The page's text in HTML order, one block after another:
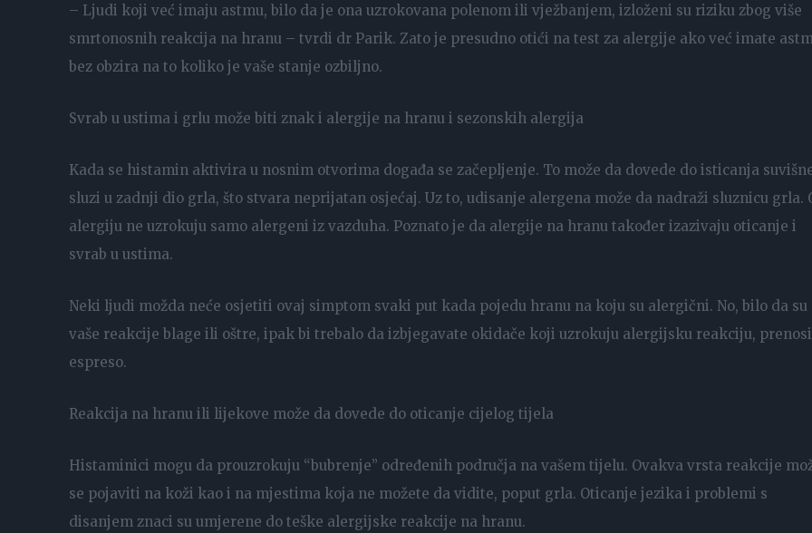
– Ljudi koji već imaju astmu, bilo da je ona uzrokovana polenom ili vježbanjem, izloženi su riziku zbog više
smrtonosnih reakcija na hranu – tvrdi dr Parik. Zato je presudno otići na test za alergije ako već imate
bez obzira na to koliko je vaše stanje ozbiljno.
Svrab u ustima i grlu može biti znak i alergije na hranu i sezonskih alergija
Kada se histamin aktivira u nosnim otvorima događa se začepljenje. To može da dovede do isticanja
sluzi u zadnji dio grla, što stvara neprijatan osjećaj. Uz to, udisanje alergena može da nadraži sluznicu grla.
alergiju ne uzrokuju samo alergeni iz vazduha. Poznato je da alergije na hranu također izazivaju oticanje i
svrab u ustima.
Neki ljudi možda neće osjetiti ovaj simptom svaki put kada pojedu hranu na koju su alergični. No, bilo da su
vaše reakcije blage ili oštre, ipak bi trebalo da izbjegavate okidače koji uzrokuju alergijsku reakciju, prenosi
espreso.
Reakcija na hranu ili lijekove može da dovede do oticanje cijelog tijela
Histaminici mogu da prouzrokuju “bubrenje” određenih područja na vašem tijelu. Ovakva vrsta reakcije
se pojaviti na koži kao i na mjestima koja ne možete da vidite, poput grla. Oticanje jezika i problemi s
disanjem znaci su umjerene do teške alergijske reakcije na hranu.